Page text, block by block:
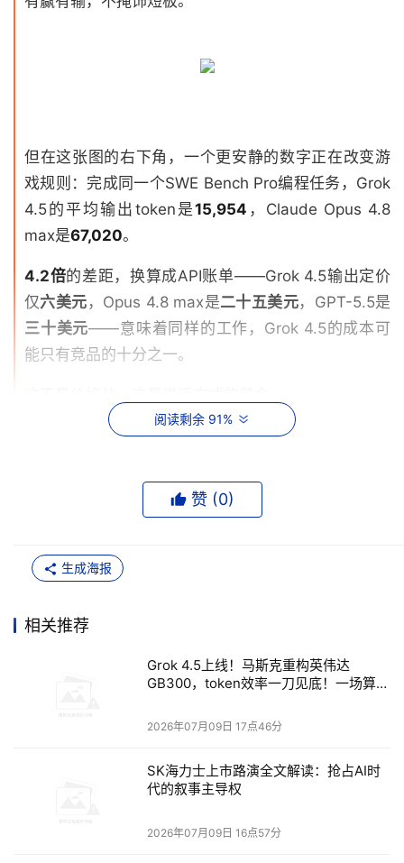
但在这张图的右下角，一个更安静的数字正在改变游
戏规则：完成同一个SWE Bench Pro编程任务，Grok
4.5的平均输出token是15,954 ，Claude Opus 4.8
max是67,020。
4.2倍的差距，换算成API账单——Grok 4.5输出定价
仅六美元 ，Opus 4.8 max是二十五美元，GPT-5.5是
三十美元——意味着同样的工作，Grok 4.5的成本可
能只有竞品的十分之一。
在需要长程推理和持续执行的SWE Marathon 上，它以
阅读剩余 91%
赞 (0)
生成海报
相关推荐
Grok 4.5上线！马斯克重构英伟达
GB300，token效率一刀见底！一场算力
2026年07月09日 17点46分
SK海力士上市路演全文解读：抢占AI时
代的叙事主导权
2026年07月09日 16点57分